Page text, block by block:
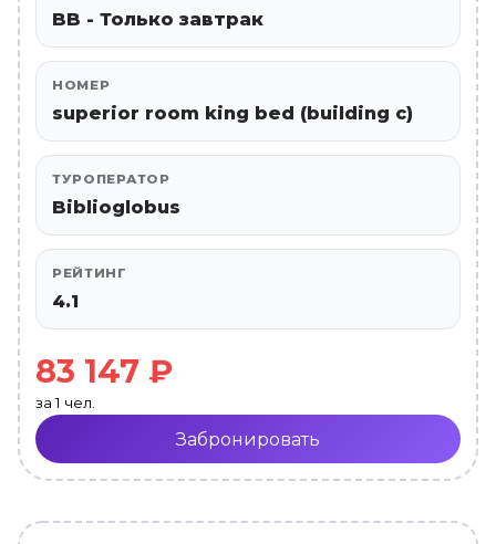
BB - Только завтрак
НОМЕР
superior room king bed (building c)
ТУРОПЕРАТОР
Biblioglobus
РЕЙТИНГ
4.1
83 147 ₽
за 1 чел.
Забронировать